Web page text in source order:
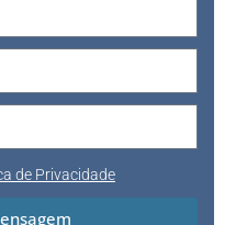
de Privacidade